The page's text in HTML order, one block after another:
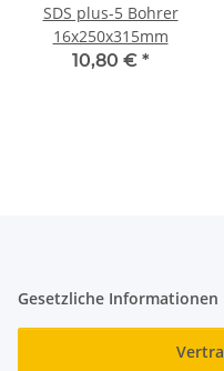
SDS plus-5 Bohrer
16x250x315mm
10,80 € *
Gesetzliche Informationen